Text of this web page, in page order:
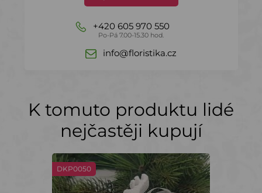
+420 605 970 550
Po-Pá 7.00-15.30 hod.
info@floristika.cz
K tomuto produktu lidé
nejčastěji kupují
DKP0050